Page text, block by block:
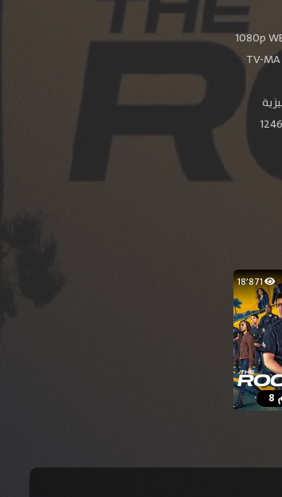
1080p
TV-MA
18٬871